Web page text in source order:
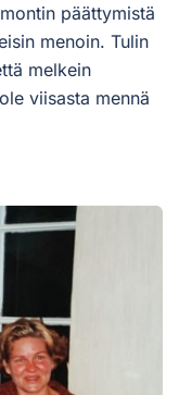
päättymistä
menoin. Tulin
melkein
viisasta mennä